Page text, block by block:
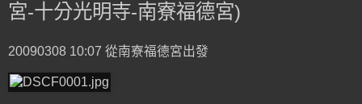
宮-十分光明寺-南寮福德宮)
20090308 10:07 從南寮福德宮出發